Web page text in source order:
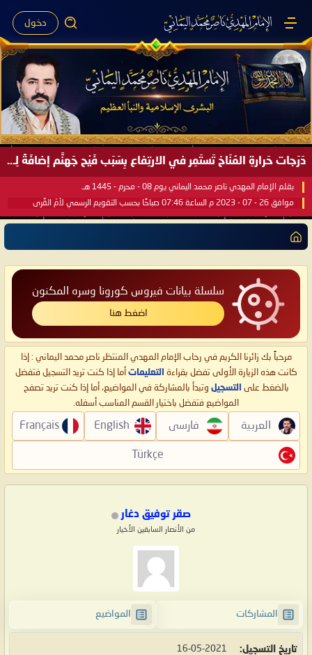
دخول
دَرَجات حَرارةِ المُنَاخ تَستَمِر في الارتِفاع بِسَبَب فَيْح جَهنَّم إضافَةً لِحرارةِ الشَّمس في مُحكَم القُرآن العَظيم ..
بقلم الإمام المهدي ناصر محمد اليماني يوم 08 - محرم - 1445 هـ
موافق 26 - 07 - 2023 م الساعة 07:46 صباحًا بحسب التقويم الرسمي لأمّ القُرى
سلسلة بيانات فيروس كورونا وسره المكنون
اضغط هنا
مرحباً بك زائرنا الكريم في رحاب الإمام المهدي المنتظر ناصر محمد اليماني : إذا
كانت هذه الزيارة الأولى تفضل بقراءة التعليمات أما إذا كنت تريد التسجيل فتفضل
بالضغط على التسجيل وتبدأ بالمشاركة في المواضيع، أما إذا كنت تريد تصفح
المواضيع فتفضل باختيار القسم المناسب أسفله.
العربية فارسی English
Français
Türkçe
صقر توفيق دغار
من الأنصار السابقين الأخيار
المشاركات المواضيع
تاريخ التسجيل 16-05-2021